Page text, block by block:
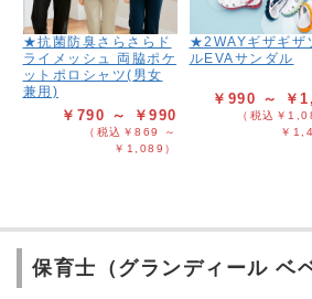
★抗菌防臭さらさらド
ライメッシュ 両脇ポケ
ットポロシャツ(男女
兼用)
￥790 ～ ￥990
（税込￥869 ～
￥1,089）
★2WAYギザギザ
ルEVAサンダル
￥990 ～ ￥
（税込￥
￥
保育士（グランディール ベ